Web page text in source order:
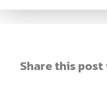
Share this